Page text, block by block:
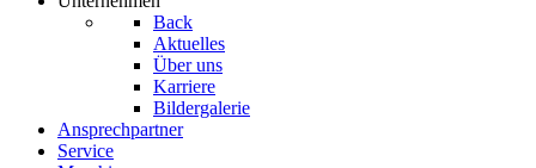
Back
Aktuelles
Über uns
Karriere
Bildergalerie
Ansprechpartner
Service